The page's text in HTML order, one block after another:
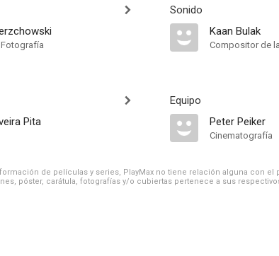
Pita
Sonido
Kaan Bulak
Compositor de
Equipo
Peter Peiker
Cinematografía
de películas y series, PlayMax no tiene relación alguna con
póster, carátula, fotografías y/o cubiertas pertenece a sus